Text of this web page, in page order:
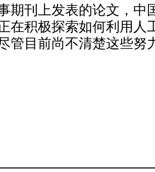
期刊上发表的论文，中
在积极探索如何利用人
管目前尚不清楚这些努